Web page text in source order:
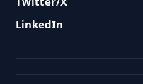
LinkedIn